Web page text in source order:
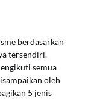
berdasarkan
tersendiri.
semua
oleh
5 jenis